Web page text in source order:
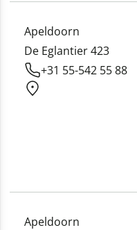
Apeldoorn
De Eglantier 423
+31 55-542 55 88
Apeldoorn